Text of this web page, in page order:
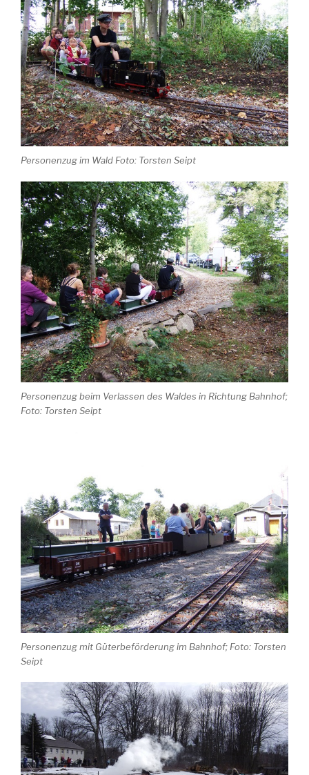
Personenzug im Wald Foto: Torsten Seipt
Personenzug beim Verlassen des Waldes in Richtung Bahnhof;
Foto: Torsten Seipt
Personenzug mit Güterbeförderung im Bahnhof; Foto: Torsten
Seipt